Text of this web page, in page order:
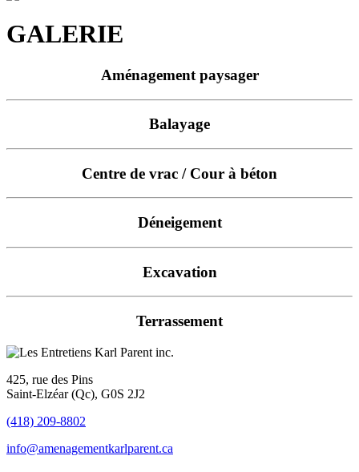
GALERIE
Aménagement paysager
Balayage
Centre de vrac / Cour à béton
Déneigement
Excavation
Terrassement
425, rue des Pins
Saint-Elzéar (Qc), G0S 2J2
(418) 209-8802
info@amenagementkarlparent.ca